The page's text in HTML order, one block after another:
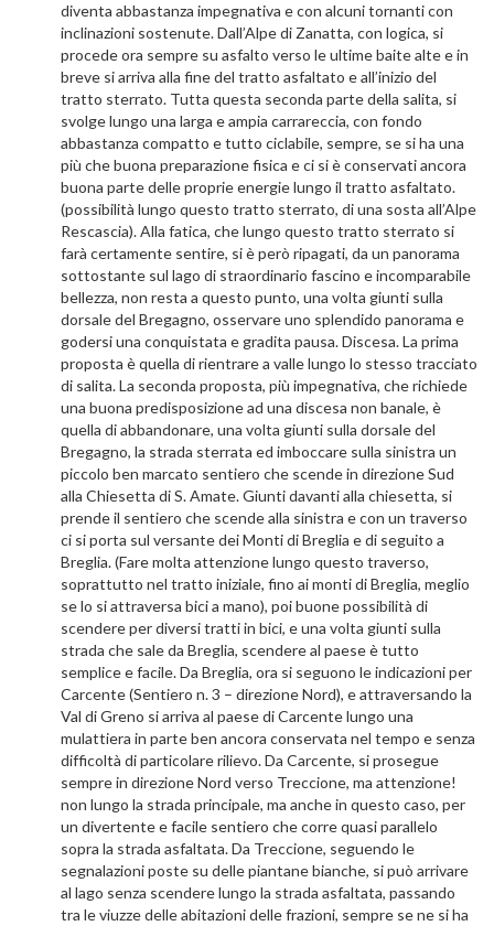
diventa abbastanza impegnativa e con alcuni tornanti con
inclinazioni sostenute. Dall’Alpe di Zanatta, con logica, si
procede ora sempre su asfalto verso le ultime baite alte e in
breve si arriva alla fine del tratto asfaltato e all’inizio del
tratto sterrato. Tutta questa seconda parte della salita, si
svolge lungo una larga e ampia carrareccia, con fondo
abbastanza compatto e tutto ciclabile, sempre, se si ha una
più che buona preparazione fisica e ci si è conservati ancora
buona parte delle proprie energie lungo il tratto asfaltato.
(possibilità lungo questo tratto sterrato, di una sosta all’Alpe
Rescascia). Alla fatica, che lungo questo tratto sterrato si
farà certamente sentire, si è però ripagati, da un panorama
sottostante sul lago di straordinario fascino e incomparabile
bellezza, non resta a questo punto, una volta giunti sulla
dorsale del Bregagno, osservare uno splendido panorama e
godersi una conquistata e gradita pausa. Discesa. La prima
proposta è quella di rientrare a valle lungo lo stesso tracciato
di salita. La seconda proposta, più impegnativa, che richiede
una buona predisposizione ad una discesa non banale, è
quella di abbandonare, una volta giunti sulla dorsale del
Bregagno, la strada sterrata ed imboccare sulla sinistra un
piccolo ben marcato sentiero che scende in direzione Sud
alla Chiesetta di S. Amate. Giunti davanti alla chiesetta, si
prende il sentiero che scende alla sinistra e con un traverso
ci si porta sul versante dei Monti di Breglia e di seguito a
Breglia. (Fare molta attenzione lungo questo traverso,
soprattutto nel tratto iniziale, fino ai monti di Breglia, meglio
se lo si attraversa bici a mano), poi buone possibilità di
scendere per diversi tratti in bici, e una volta giunti sulla
strada che sale da Breglia, scendere al paese è tutto
semplice e facile. Da Breglia, ora si seguono le indicazioni per
Carcente (Sentiero n. 3 – direzione Nord), e attraversando la
Val di Greno si arriva al paese di Carcente lungo una
mulattiera in parte ben ancora conservata nel tempo e senza
difficoltà di particolare rilievo. Da Carcente, si prosegue
sempre in direzione Nord verso Treccione, ma attenzione!
non lungo la strada principale, ma anche in questo caso, per
un divertente e facile sentiero che corre quasi parallelo
sopra la strada asfaltata. Da Treccione, seguendo le
segnalazioni poste su delle piantane bianche, si può arrivare
al lago senza scendere lungo la strada asfaltata, passando
tra le viuzze delle abitazioni delle frazioni, sempre se ne si ha